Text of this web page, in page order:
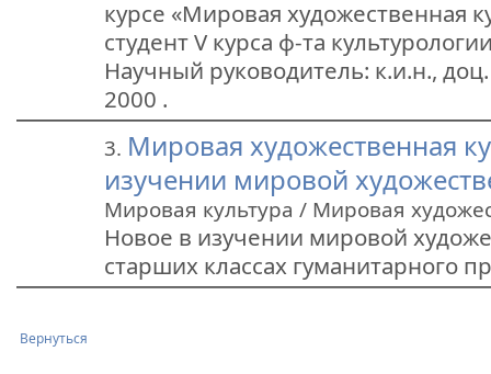
курсе «Мировая художественная
студент V курса ф-та
Научный руководитель: к.и.н.,
2000 .
3. Мировая художественная
изучении мировой
Мировая культура / Мировая
Новое в изучении мировой
старших классах гуманитарного
Вернуться